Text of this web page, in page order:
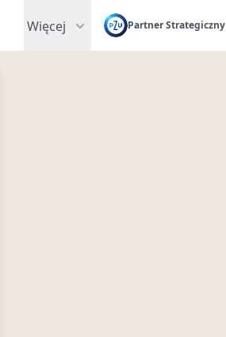
Więcej Partner Strategiczny